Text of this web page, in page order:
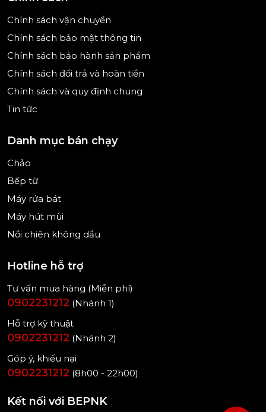
Chính sách vận chuyển
Chính sách bảo mật thông tin
Chính sách bảo hành sản phẩm
Chính sách đổi trả và hoàn tiền
Chính sách và quy định chung
Tin tức
Danh mục bán chạy
Chảo
Bếp từ
Máy rửa bát
Máy hút mùi
Nồi chiên không dầu
Hotline hỗ trợ
Tư vấn mua hàng (Miễn phí)
0902231212 (Nhánh 1)
Hỗ trợ kỹ thuật
0902231212 (Nhánh 2)
Góp ý, khiếu nại
0902231212 (8h00 - 22h00)
Kết nối với BEPNK